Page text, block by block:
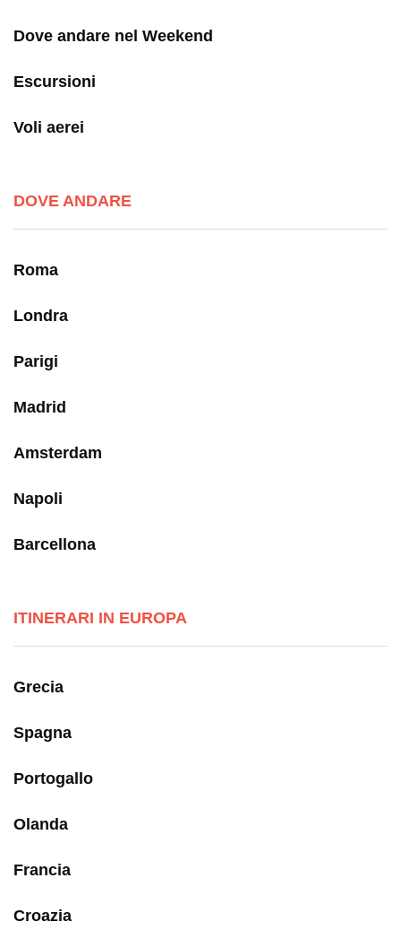
Dove andare nel Weekend
Escursioni
Voli aerei
DOVE ANDARE
Roma
Londra
Parigi
Madrid
Amsterdam
Napoli
Barcellona
ITINERARI IN EUROPA
Grecia
Spagna
Portogallo
Olanda
Francia
Croazia